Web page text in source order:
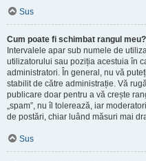
Sus
Cum poate fi schimbat rangul meu?
Intervalele apar sub numele de
utilizatorului sau poziția acestuia în
administratori. În general, nu vă
stabilit de către administrație. Vă
publicare doar pentru a vă crește
„spam”, nu îl tolerează, iar
de postări, chiar luând măsuri mai
Sus